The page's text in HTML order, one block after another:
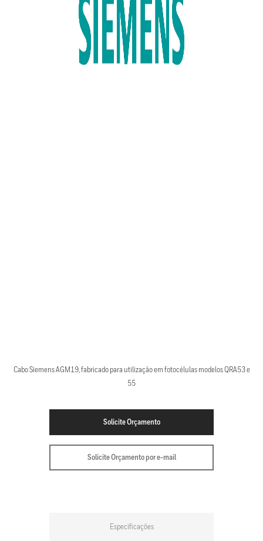
Cabo Siemens AGM19, fabricado para utilização em fotocélulas modelos QRA53 e
55
Solicite Orçamento
Solicite Orçamento por e-mail
Especificações